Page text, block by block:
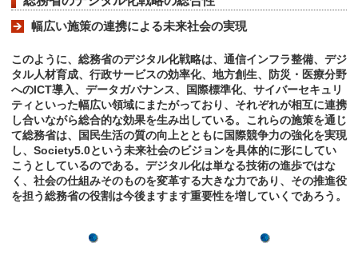
幅広い施策の連携による未来社会の実現
このように、総務省のデジタル化戦略は、通信インフラ整備、デジ
タル人材育成、行政サービスの効率化、地方創生、防災・医療分野
へのICT導入、データガバナンス、国際標準化、サイバーセキュリ
ティといった幅広い領域にまたがっており、それぞれが相互に連携
し合いながら総合的な効果を生み出している。これらの施策を通じ
て総務省は、国民生活の質の向上とともに国際競争力の強化を実現
し、Society5.0という未来社会のビジョンを具体的に形にしてい
こうとしているのである。デジタル化は単なる技術の進歩ではな
く、社会の仕組みそのものを変革する大きな力であり、その推進役
を担う総務省の役割は今後ますます重要性を増していくであろう。